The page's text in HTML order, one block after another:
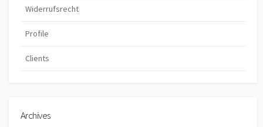
Widerrufsrecht
Profile
Clients
Archives